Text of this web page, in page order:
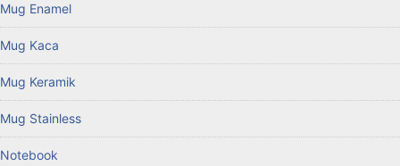
Mug Enamel
Mug Kaca
Mug Keramik
Mug Stainless
Notebook